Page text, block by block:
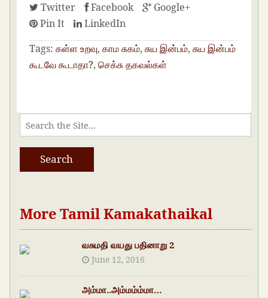
Twitter Facebook
Google+
Pin It
LinkedIn
Tags: கள்ள உறவு,காம சுகம்,சுய இன்பம்,சுய இன்பம்
கூடவே கூடாதா?,செக்சு தகவல்கள்
More Tamil Kamakathaikal
வசுமதி வயது பதினாறு 2
June 12, 2016
அம்மா..அம்மம்ம்மா…